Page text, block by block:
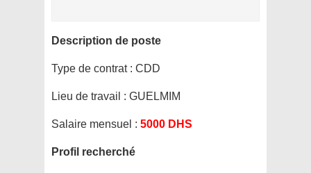
Description de poste
Type de contrat : CDD
Lieu de travail : GUELMIM
Salaire mensuel : 5000 DHS
Profil recherché